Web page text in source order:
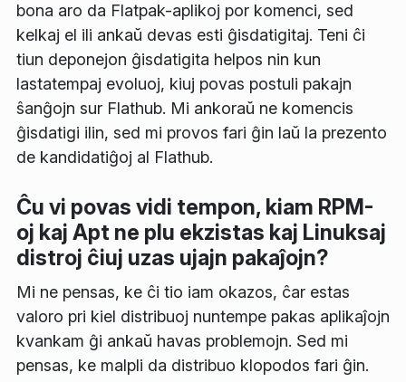
bona aro da Flatpak-aplikoj por komenci, sed
kelkaj el ili ankaŭ devas esti ĝisdatigitaj. Teni ĉi
tiun deponejon ĝisdatigita helpos nin kun
lastatempaj evoluoj, kiuj povas postuli pakajn
ŝanĝojn sur Flathub. Mi ankoraŭ ne komencis
ĝisdatigi ilin, sed mi provos fari ĝin laŭ la prezento
de kandidatiĝoj al Flathub.
Ĉu vi povas vidi tempon, kiam RPM-
oj kaj Apt ne plu ekzistas kaj Linuksaj
distroj ĉiuj uzas ujajn pakaĵojn?
Mi ne pensas, ke ĉi tio iam okazos, ĉar estas
valoro pri kiel distribuoj nuntempe pakas aplikaĵojn
kvankam ĝi ankaŭ havas problemojn. Sed mi
pensas, ke malpli da distribuo klopodos fari ĝin.